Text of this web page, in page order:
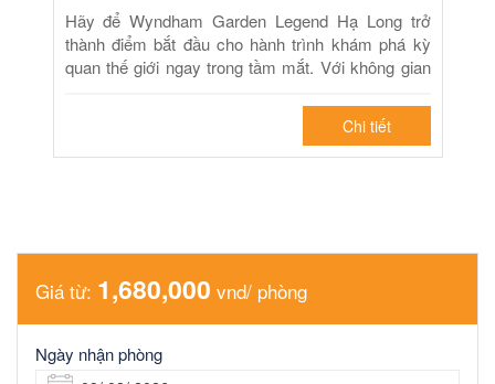
Hãy để Wyndham Garden Legend Hạ Long trở
thành điểm bắt đầu cho hành trình khám phá kỳ
quan thế giới ngay trong tầm mắt. Với không gian
Chi tiết
Giá từ: 1,680,000 vnd/ phòng
Ngày nhận phòng